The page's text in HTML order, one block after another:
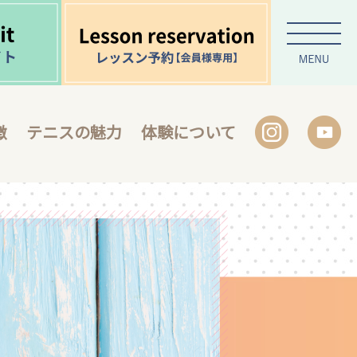
テニスの魅力 体験について